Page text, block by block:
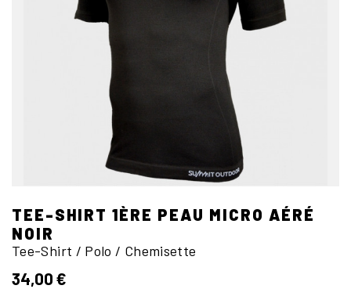
TEE-SHIRT 1ÈRE PEAU MICRO AÉRÉ
NOIR
Tee-Shirt / Polo / Chemisette
34,00 €